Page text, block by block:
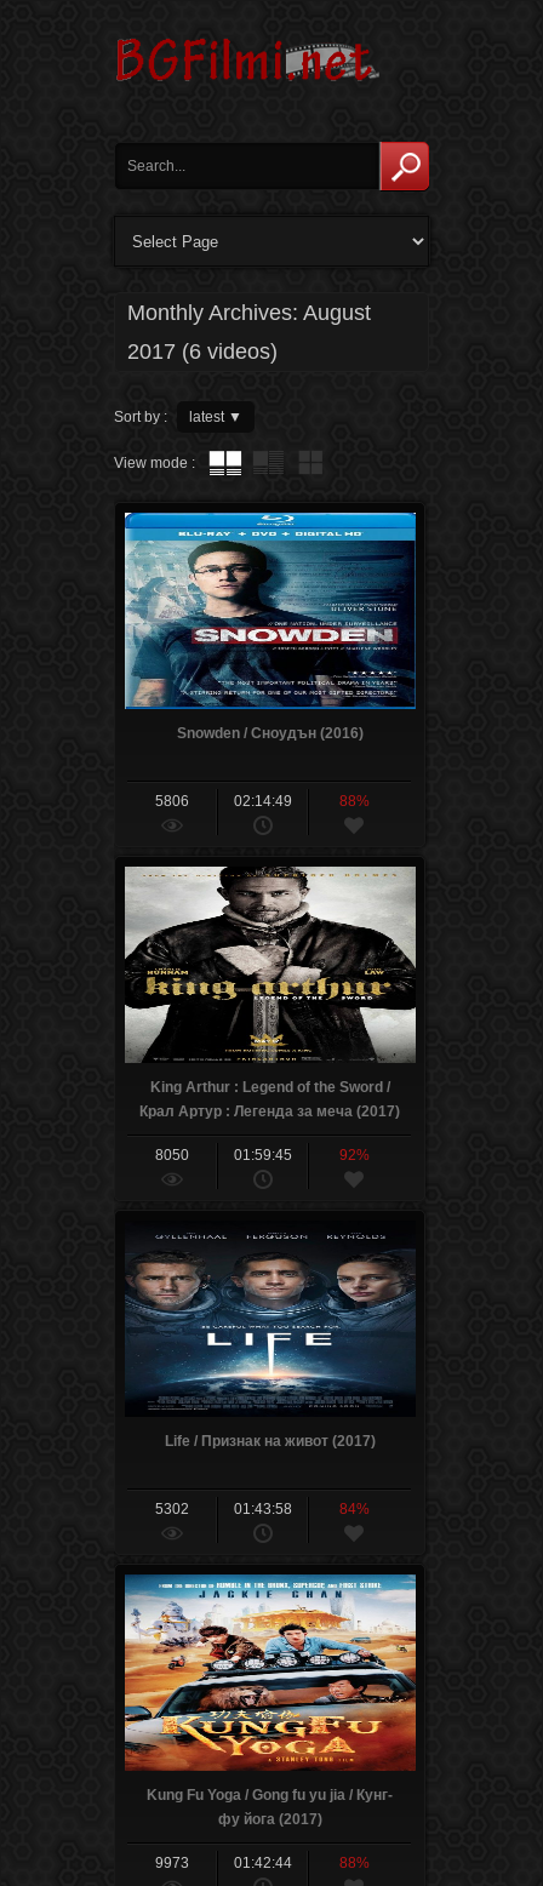
Monthly Archives: August
2017 (6 videos)
Sort by : latest ▼
View mode :
Snowden / Сноудън (2016)
5806 02:14:49 88%
King Arthur : Legend of the Sword /
Крал Артур : Легенда за меча (2017)
8050 01:59:45 92%
Life / Признак на живот (2017)
5302 01:43:58 84%
Kung Fu Yoga / Gong fu yu jia / Кунг-
фу йога (2017)
9973 01:42:44 88%